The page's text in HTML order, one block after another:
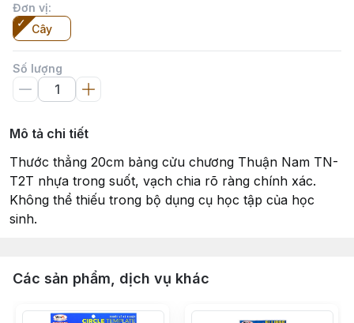
Đơn vị:
Cây
Số lượng
Mô tả chi tiết
Thước thẳng 20cm bảng cửu chương Thuận Nam TN-
T2T nhựa trong suốt, vạch chia rõ ràng chính xác.
Không thể thiếu trong bộ dụng cụ học tập của học
sinh.
Các sản phẩm, dịch vụ khác